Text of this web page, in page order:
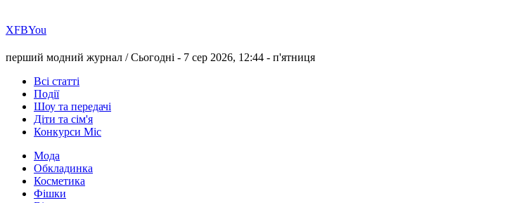
ХFBYou
перший модний журнал /Сьогодні - 7 сер 2026, 12:44 - п'ятниця
Всі статті
Події
Шоу та передачі
Діти та сім'я
Конкурси Міс
Мода
Обкладинка
Косметика
Фішки